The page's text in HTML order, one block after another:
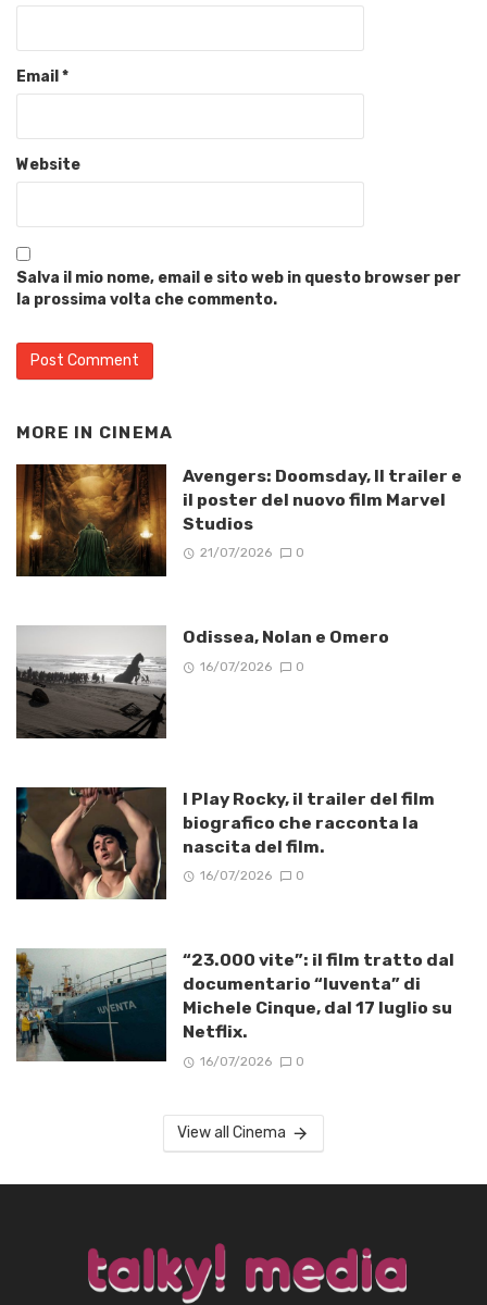
Email*
Website
Salva il mio nome, email e sito web in questo browser per
la prossima volta che commento.
MORE IN CINEMA
Avengers: Doomsday, Il trailer e
il poster del nuovo film Marvel
Studios
21/07/2026 0
Odissea, Nolan e Omero
16/07/2026 0
I Play Rocky, il trailer del film
biografico che racconta la
nascita del film.
16/07/2026 0
“23.000 vite”: il film tratto dal
documentario “Iuventa” di
Michele Cinque, dal 17 luglio su
Netflix.
16/07/2026 0
View all Cinema